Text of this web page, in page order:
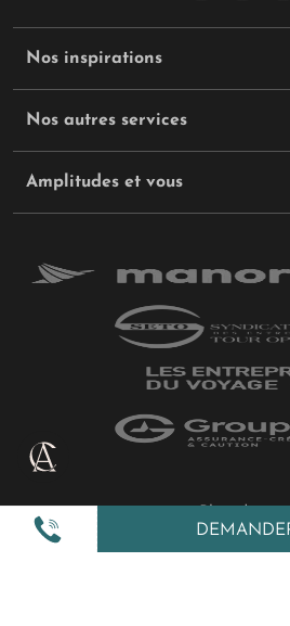
Nos inspirations
Nos autres services
Amplitudes et vous
Politique de